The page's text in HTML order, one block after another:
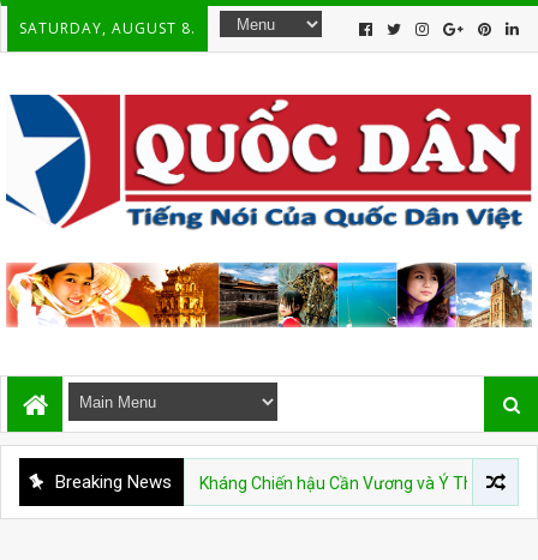
SATURDAY, AUGUST 8.
Breaking News
DÒNG SỬ VIỆT Kháng Chiến hậu Cần Vương và Ý Thức Mới của Dân